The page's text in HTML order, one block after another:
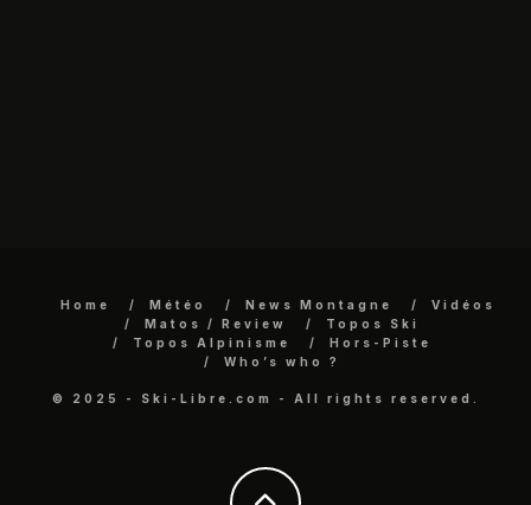
Home Météo News Montagne
Vidéos
Matos / Review
Topos Ski
Topos Alpinisme
Hors-Piste
Who’s who ?
© 2025 - Ski-Libre.com - All rights reserved.